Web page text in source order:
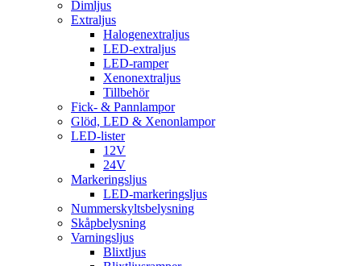
Dimljus
Extraljus
Halogenextraljus
LED-extraljus
LED-ramper
Xenonextraljus
Tillbehör
Fick- & Pannlampor
Glöd, LED & Xenonlampor
LED-lister
12V
24V
Markeringsljus
LED-markeringsljus
Nummerskyltsbelysning
Skåpbelysning
Varningsljus
Blixtljus